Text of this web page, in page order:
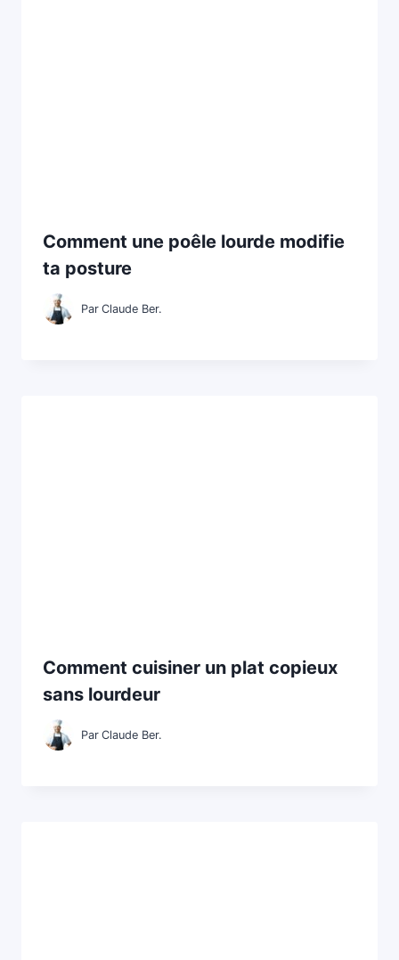
Comment une poêle lourde modifie
ta posture
Par Claude Ber.
Comment cuisiner un plat copieux
sans lourdeur
Par Claude Ber.